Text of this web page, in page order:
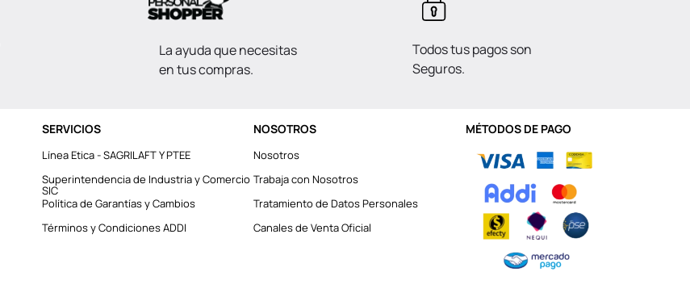
La ayuda que necesitas
en tus compras.
Todos tus pagos son
Seguros.
SERVICIOS
Línea Etica - SAGRILAFT Y PTEE
Superintendencia de Industria y Comercio
SIC
Política de Garantías y Cambios
Términos y Condiciones ADDI
NOSOTROS
Nosotros
Trabaja con Nosotros
Tratamiento de Datos Personales
Canales de Venta Oficial
MÉTODOS DE PAGO